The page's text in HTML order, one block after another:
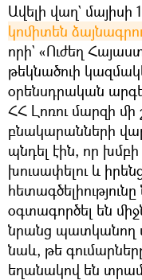
Ավելի վաղ` մայիսի
կոմիտեն
որի` «Ուժեղ
թեկնածուի
օրենսդրական
ՀՀ Լոռու մարզի
բնակարանների
պնդել էին, որ
խուսափելու և
օգտագործել են
նրանց պատկանող
նաև, թե
եղանակով են